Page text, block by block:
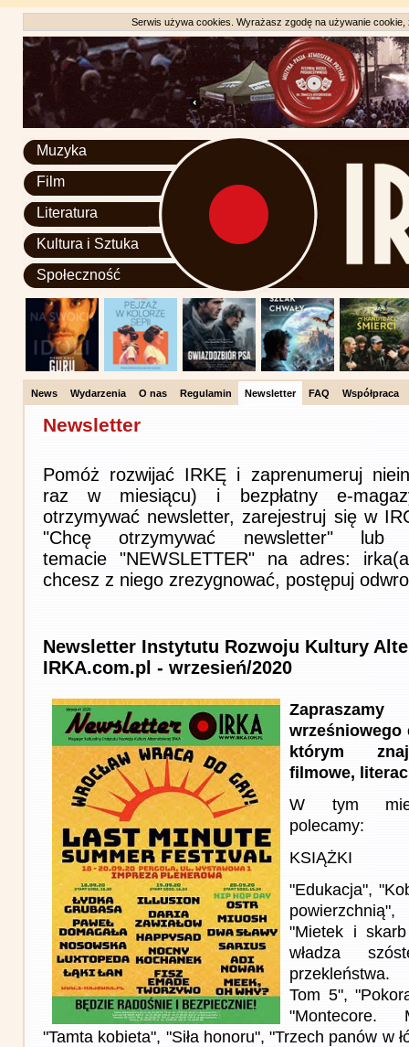
Serwis używa cookies. Wyrażasz zgodę na używanie
Muzyka
Film
Literatura
Kultura i Sztuka
Społeczność
News Wydarzenia O nas Regulamin Newsletter FAQ Współpraca
Newsletter
Pomóż rozwijać IRKĘ i zaprenumeruj
raz w miesiącu) i bezpłatny e-
otrzymywać newsletter, zarejestruj się w
"Chcę otrzymywać newsletter"
temacie "NEWSLETTER" na adres:
chcesz z niego zrezygnować, postępuj
Newsletter Instytutu Rozwoju Kultury
IRKA.com.pl - wrzesień/2020
wrześniowego
którym
filmowe,
W tym
polecamy:
KSIĄŻKI
"Edukacja",
"Mietek i
władza
przekleństwa.
Tom 5",
"Montecore.
"Tamta kobieta", "Siła honoru", "Trzech panów w